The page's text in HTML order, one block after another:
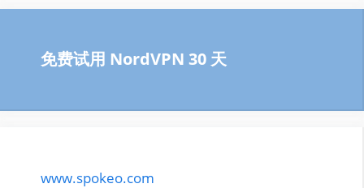
免费试用 NordVPN 30 天
www.spokeo.com